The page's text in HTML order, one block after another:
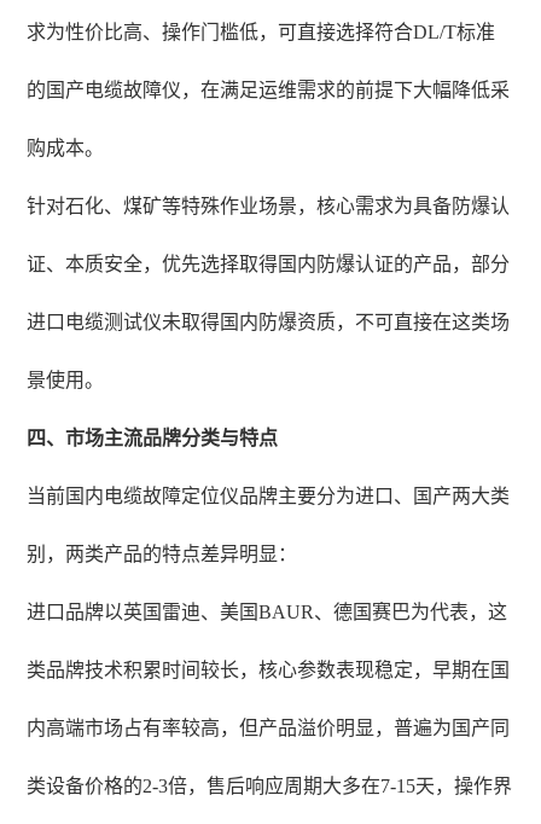
求为性价比高、操作门槛低，可直接选择符合DL/T标准
的国产电缆故障仪，在满足运维需求的前提下大幅降低采
购成本。
针对石化、煤矿等特殊作业场景，核心需求为具备防爆认
证、本质安全，优先选择取得国内防爆认证的产品，部分
进口电缆测试仪未取得国内防爆资质，不可直接在这类场
景使用。
四、市场主流品牌分类与特点
当前国内电缆故障定位仪品牌主要分为进口、国产两大类
别，两类产品的特点差异明显：
进口品牌以英国雷迪、美国BAUR、德国赛巴为代表，这
类品牌技术积累时间较长，核心参数表现稳定，早期在国
内高端市场占有率较高，但产品溢价明显，普遍为国产同
类设备价格的2-3倍，售后响应周期大多在7-15天，操作界